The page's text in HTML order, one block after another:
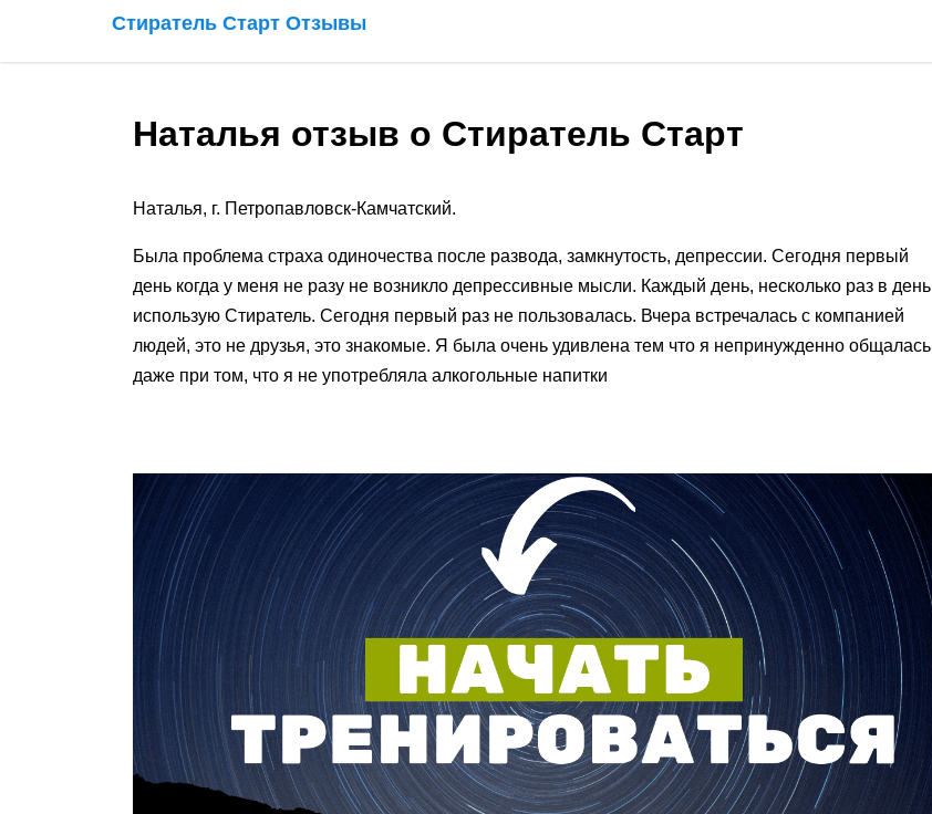
Стиратель Старт Отзывы
Наталья отзыв о Стиратель Старт
Наталья, г. Петропавловск-Камчатский.
Была проблема страха одиночества после развода, замкнутость, депрессии. Сегодня первый
день когда у меня не разу не возникло депрессивные мысли. Каждый день, несколько раз в день
использую Стиратель. Сегодня первый раз не пользовалась. Вчера встречалась с компанией
людей, это не друзья, это знакомые. Я была очень удивлена тем что я непринужденно общалась
даже при том, что я не употребляла алкогольные напитки